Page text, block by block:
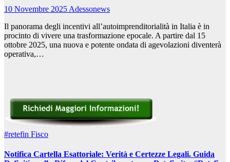
10 Novembre 2025 Adessonews
Il panorama degli incentivi all’autoimprenditorialità in Italia è in
procinto di vivere una trasformazione epocale. A partire dal 15
ottobre 2025, una nuova e potente ondata di agevolazioni diventerà
operativa,…
#retefin Fisco
Notifica Cartella Esattoriale: Verità e Certezze Legali. Guida